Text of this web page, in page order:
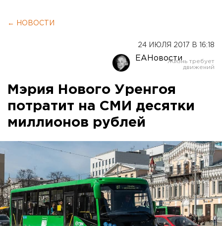
← НОВОСТИ
24 ИЮЛЯ 2017 В 16:18
ЕАНовости
Мэрия Нового Уренгоя
потратит на СМИ десятки
миллионов рублей